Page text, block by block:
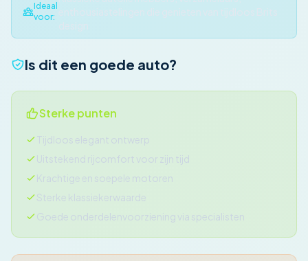
Ideaal
voor:
Is dit een goede auto?
Sterke punten
Tijdloos elegant ontwerp
Uitstekend rijcomfort voor zijn tijd
Krachtige en soepele motoren
Sterke klassiekerwaarde
Goede onderdelenvoorziening via specialisten